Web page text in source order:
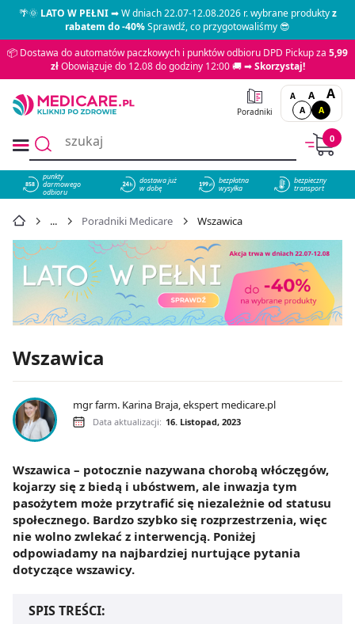
🌴🌞LATO W PEŁNI➡ W dniach 22.07-12.08.2026 r. wybrane produktyz
rabatem do -40%Sprawdź, co przygotowaliśmy 😎
📦 Dostawa do automatów paczkowych i punktów odbioru DPD Pickup za 5,99
złObowiązuje do 12.08 do godziny 12:00 🚚 ➡Skorzystaj!
Poradniki
A A A
A A
0
858
punkty
darmowego
odbioru
dostawa już
w dobę
bezpłatna
wysyłka
bezpieczny
transport
Poradniki Medicare Wszawica
Wszawica
mgr farm. Karina Braja, ekspert medicare.pl
Data aktualizacji: 16. Listopad, 2023
Wszawica – potocznie nazywana chorobą włóczęgów,
kojarzy się z biedą i ubóstwem, ale inwazja tym
pasożytem może przytrafić się niezależnie od statusu
społecznego. Bardzo szybko się rozprzestrzenia, więc
nie wolno zwlekać z interwencją. Poniżej
odpowiadamy na najbardziej nurtujące pytania
dotyczące wszawicy.
SPIS TREŚCI: